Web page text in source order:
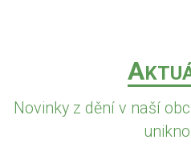
A
Novinky z dění v naší